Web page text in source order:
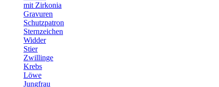
mit Zirkonia
Gravuren
Schutzpatron
Sternzeichen
Widder
Stier
Zwillinge
Krebs
Löwe
Jungfrau